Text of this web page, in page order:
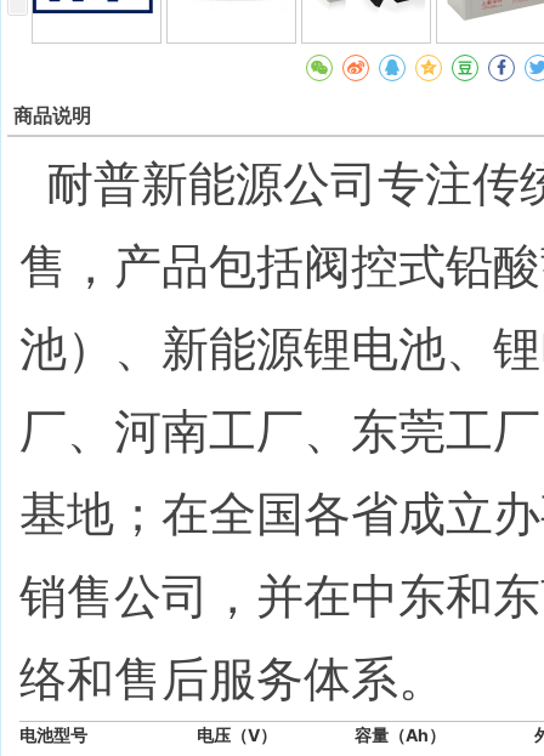
商品说明
耐普新能源公司专注传
售，产品包括阀控式铅
池）、新能源锂电池
厂、河南工厂、东莞工
基地；在全国各省成立
销售公司，并在中东和
络和售后服务体系。
电池型号 电压（V） 容量（Ah）